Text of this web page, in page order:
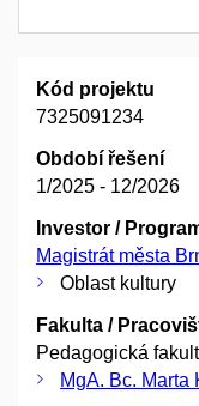
Kód projektu
7325091234
Období řešení
1/2025 - 12/2026
Investor /
Magistrát města
Oblast kultury
Fakulta /
Pedagogická
MgA. Bc. Marta